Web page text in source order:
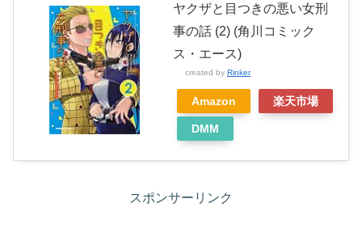
ヤクザと目つきの悪い女刑
事の話 (2) (角川コミック
ス・エース)
created by Rinker
Amazon 楽天市場
DMM
スポンサーリンク